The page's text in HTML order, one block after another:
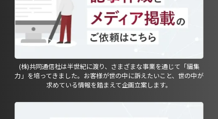
(株)共同通信社は半世紀に渡り、さまざまな事業を通じて「編集
力」を培ってきました。お客様が世の中に訴えたいこと、世の中が
求めている情報を踏まえて企画立案します。